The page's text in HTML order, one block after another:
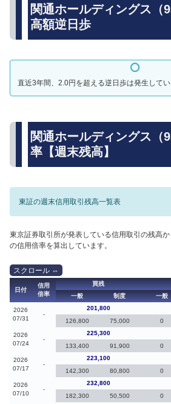
関通ホールディングス（
高額逆日歩
直近3年間、2.0円を超える逆日歩は発生してい
関通ホールディングス（
率【週末残高】
東証の週末信用取引残高一覧表
東京証券取引所が発表している信用取引の残高
の信用倍率を算出しています。
日付
信用
倍率
買残
一般
制度 一般
2026
07/31
-
201,800
126,800
75,000 0
2026
07/24
-
225,300
133,400
91,900 0
2026
07/17
-
223,100
142,300
80,800 0
2026
07/10
-
232,800
182,300
50,500 0